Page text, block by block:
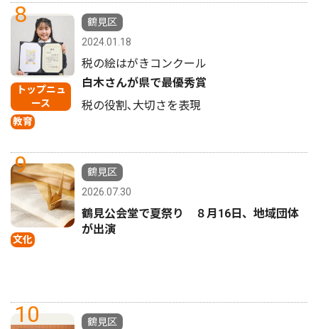
8
トップニュ
ース
教育
鶴見区
2024.01.18
税の絵はがきコンクール
白木さんが県で最優秀賞
税の役割､大切さを表現
9
文化
鶴見区
2026.07.30
鶴見公会堂で夏祭り ８月16日、地域団体
が出演
10
鶴見区